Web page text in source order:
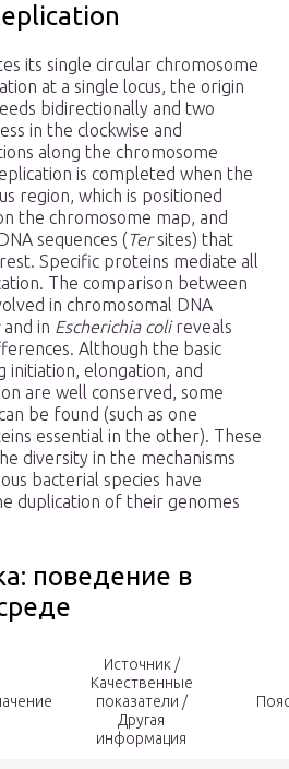
its single circular chromosome
at a single locus, the origin
bidirectionally and two
in the clockwise and
along the chromosome
is completed when the
region, which is positioned
the chromosome map, and
sequences (Tersites) that
Specific proteins mediate all
The comparison between
in chromosomal DNA
and in Escherichia colireveals
Although the basic
elongation, and
are well conserved, some
be found (such as one
essential in the other). These
diversity in the mechanisms
bacterial species have
duplication of their genomes
поведение в
Источник /
Качественные
показатели /
Другая
информация